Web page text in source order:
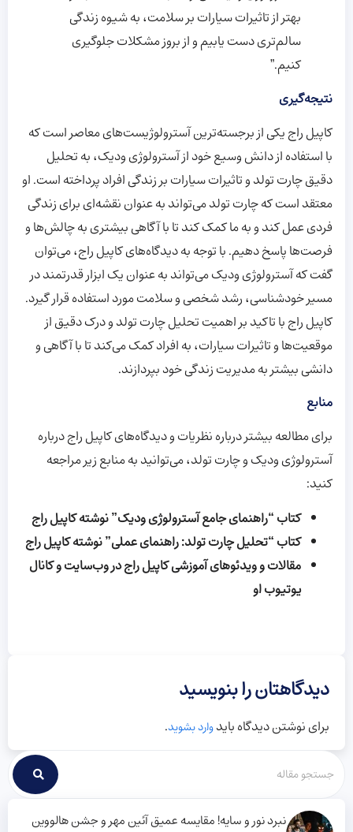
بهتر از تاثیرات سیارات بر سلامت، به شیوه زندگی
سالم‌تری دست یابیم و از بروز مشکلات جلوگیری
کنیم.”
نتیجه‌گیری
کاپیل راج یکی از برجسته‌ترین آسترولوژیست‌های معاصر است که
با استفاده از دانش وسیع خود از آسترولوژی ودیک، به تحلیل
دقیق چارت تولد و تاثیرات سیارات بر زندگی افراد پرداخته است. او
معتقد است که چارت تولد می‌تواند به عنوان نقشه‌ای برای زندگی
فردی عمل کند و به ما کمک کند تا با آگاهی بیشتری به چالش‌ها و
فرصت‌ها پاسخ دهیم. با توجه به دیدگاه‌های کاپیل راج، می‌توان
گفت که آسترولوژی ودیک می‌تواند به عنوان یک ابزار قدرتمند در
مسیر خودشناسی، رشد شخصی و سلامت مورد استفاده قرار گیرد.
کاپیل راج با تاکید بر اهمیت تحلیل چارت تولد و درک دقیق از
موقعیت‌ها و تاثیرات سیارات، به افراد کمک می‌کند تا با آگاهی و
دانشی بیشتر به مدیریت زندگی خود بپردازند.
منابع
برای مطالعه بیشتر درباره نظریات و دیدگاه‌های کاپیل راج درباره
آسترولوژی ودیک و چارت تولد، می‌توانید به منابع زیر مراجعه
کنید:
کتاب “راهنمای جامع آسترولوژی ودیک” نوشته کاپیل راج
کتاب “تحلیل چارت تولد: راهنمای عملی” نوشته کاپیل راج
مقالات و ویدئوهای آموزشی کاپیل راج در وب‌سایت و کانال
یوتیوب او
دیدگاهتان را بنویسید
برای نوشتن دیدگاه بایدوارد بشوید.
نبرد نور و سایه! مقایسه عمیق آئین مهر و جشن هالووین